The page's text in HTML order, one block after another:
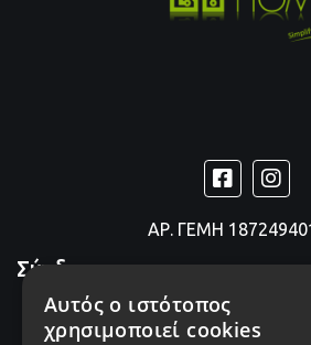
ΑΡ. ΓΕΜΗ
Σύνδεσμοι
Products
Αυτός ο ιστότοπος
χρησιμοποιεί cookies